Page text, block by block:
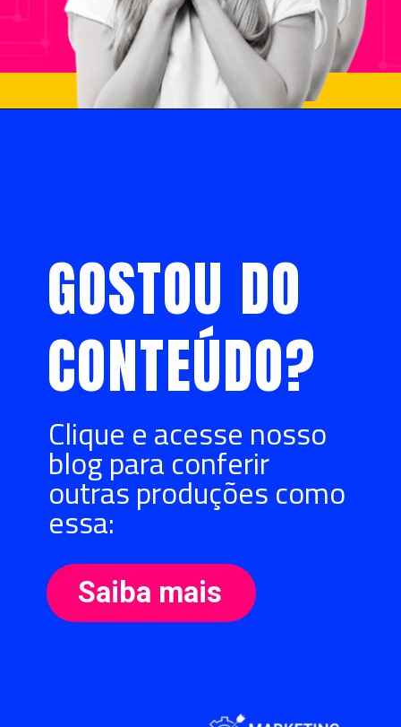
GOSTOU DO
CONTEÚDO?
Clique e acesse nosso
blog para conferir
outras produções como
essa:
Saiba mais